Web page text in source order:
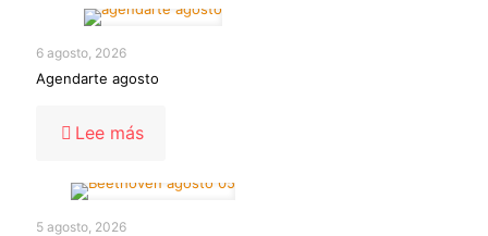
6 agosto, 2026
Agendarte agosto
Lee más-
5 agosto, 2026